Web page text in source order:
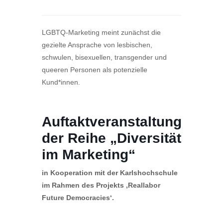
LGBTQ-Marketing meint zunächst die
gezielte Ansprache von lesbischen,
schwulen, bisexuellen, transgender und
queeren Personen als potenzielle
Kund*innen.
Auftaktveranstaltung
der Reihe „Diversität
im Marketing“
in Kooperation mit der Karlshochschule
im Rahmen des Projekts ‚Reallabor
Future Democracies‘.